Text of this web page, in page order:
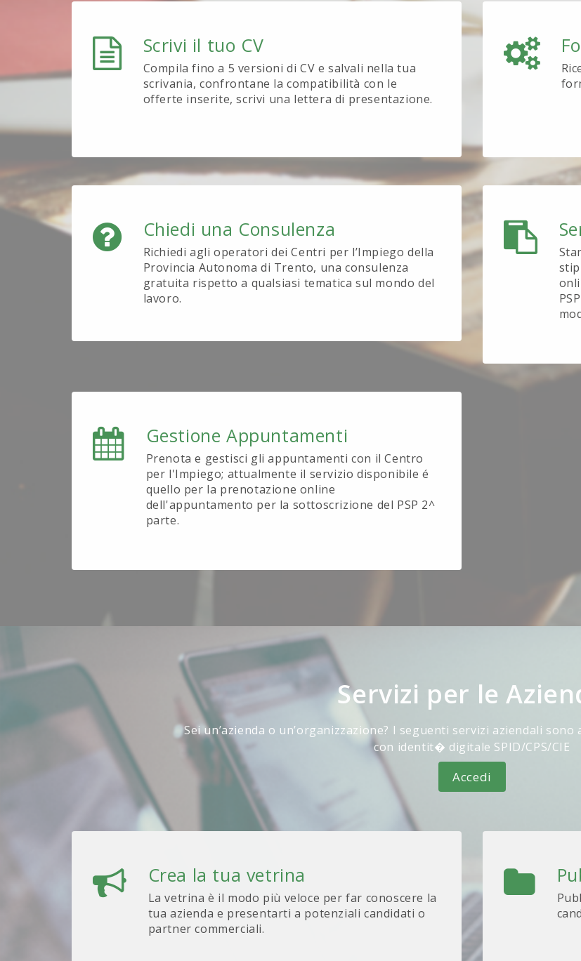
Scrivi il tuo CV
Compila fino a 5 versioni di CV e salvali nella tua
scrivania, confrontane la compatibilità con le
offerte inserite, scrivi una lettera di presentazione.
Chiedi una Consulenza
Richiedi agli operatori dei Centri per l’Impiego della
Provincia Autonoma di Trento, una consulenza
gratuita rispetto a qualsiasi tematica sul mondo del
lavoro.
Gestione Appuntamenti
Prenota e gestisci gli appuntamenti con il Centro
per l'Impiego; attualmente il servizio disponibile é
quello per la prenotazione online
dell'appuntamento per la sottoscrizione del PSP 2^
parte.
Servizi per le
Sei un’azienda o un’organizzazione? I seguenti servizi aziendali
con identit� digitale SPID/CPS/CIE
Accedi
Crea la tua vetrina
La vetrina è il modo più veloce per far conoscere la
tua azienda e presentarti a potenziali candidati o
partner commerciali.